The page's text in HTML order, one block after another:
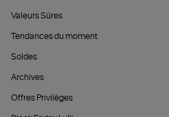
Valeurs Sûres
Tendances du moment
Soldes
Archives
Offres Privilèges